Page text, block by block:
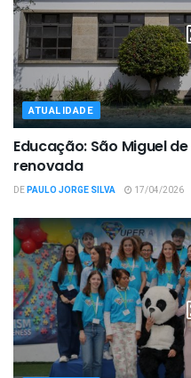
ATUALIDADE
Educação: São Miguel
renovada
DEPAULO JORGE SILVA 17/04/2026